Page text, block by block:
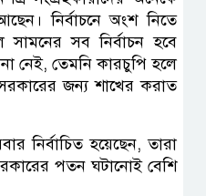
নির্বাচনে অংশ নিতে
সব নির্বাচন হবে
নেই, তেমনি কারচুপি হলে
জন্য শাখের করাত
নির্বাচিত হয়েছেন, তারা
পতন ঘটানোই বেশি